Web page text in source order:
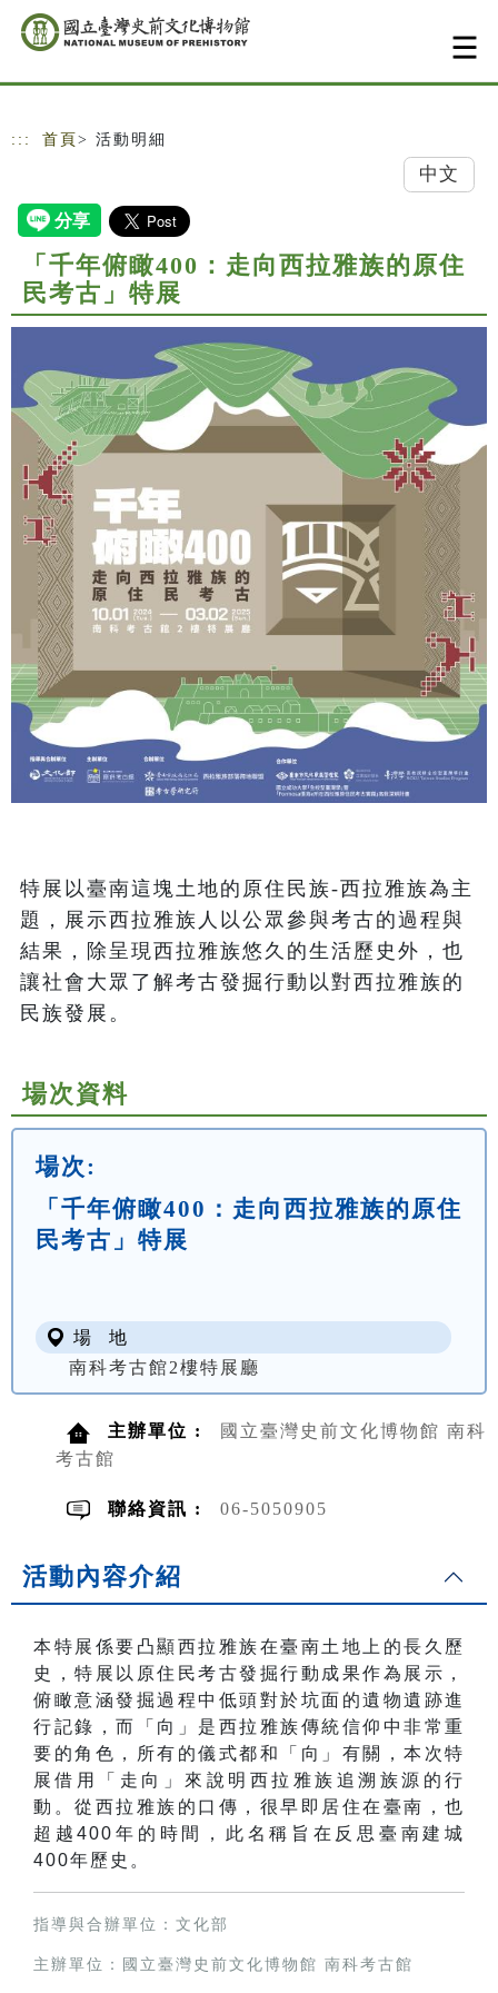
跳到主要內容
網站導覽
::: 首頁 > 活動明細
中文
「千年俯瞰400：走向西拉雅族的原住
民考古」特展
特展以臺南這塊土地的原住民族-西拉雅族為主
題，展示西拉雅族人以公眾參與考古的過程與
結果，除呈現西拉雅族悠久的生活歷史外，也
讓社會大眾了解考古發掘行動以對西拉雅族的
民族發展。
場次資料
場次:
「千年俯瞰400：走向西拉雅族的原住
民考古」特展
場 地
南科考古館2樓特展廳
主辦單位 :
國立臺灣史前文化博物館 南科
考古館
聯絡資訊 : 06-5050905
活動內容介紹
本特展係要凸顯西拉雅族在臺南土地上的長久歷
史，特展以原住民考古發掘行動成果作為展示，
俯瞰意涵發掘過程中低頭對於坑面的遺物遺跡進
行記錄，而「向」是西拉雅族傳統信仰中非常重
要的角色，所有的儀式都和「向」有關，本次特
展借用「走向」來說明西拉雅族追溯族源的行
動。從西拉雅族的口傳，很早即居住在臺南，也
超越400年的時間，此名稱旨在反思臺南建城
400年歷史。
指導與合辦單位：文化部
主辦單位：國立臺灣史前文化博物館 南科考古館